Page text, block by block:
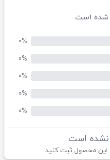
0%
0%
0%
0%
0%
شده است
است
این محصول ثبت کنید